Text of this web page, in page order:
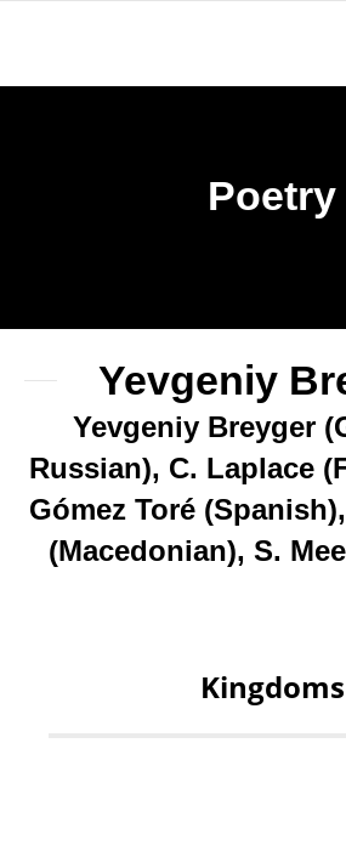
Poetry
Yevgeniy
Yevgeniy Breyger
Russian), C. Laplace
Gómez Toré
(Macedonian), S.
Kingdoms